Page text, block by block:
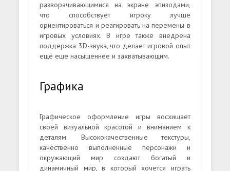
разворачивающимися на экране эпизодами,
что способствует игроку лучше
ориентироваться и реагировать на перемены в
игровых условиях. В игре также внедрена
поддержка 3D-звука, что делает игровой опыт
ещё еще насыщеннее и захватывающим.
Графика
Графическое оформление игры восхищает
своей визуальной красотой и вниманием к
деталям. Высококачественные текстуры,
качественно выполненные персонажи и
окружающий мир создают богатый и
динамичный мир, в который хочется играть